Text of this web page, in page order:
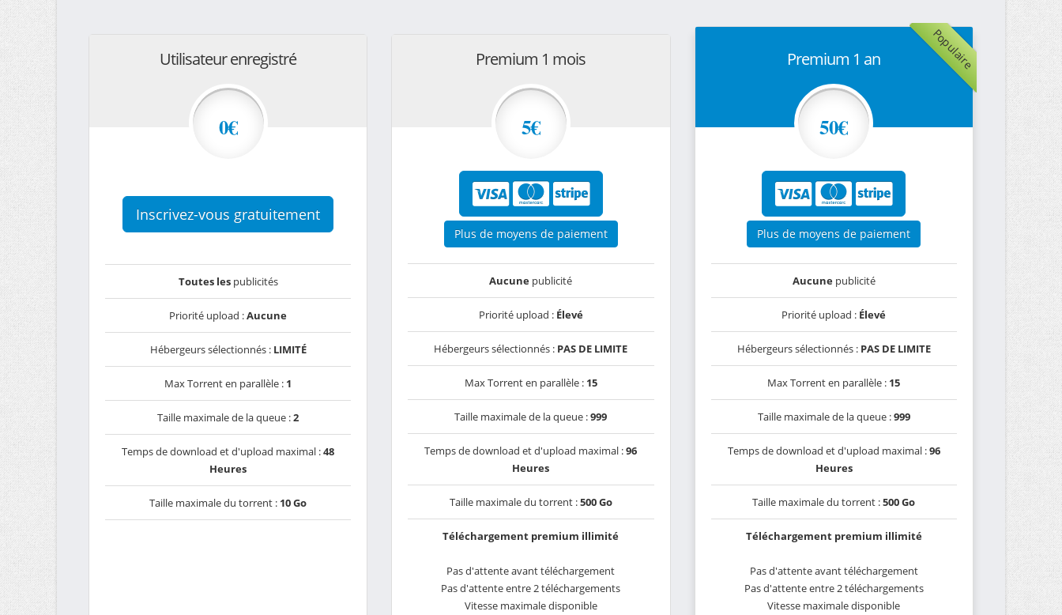
Utilisateur enregistré
0€
Inscrivez-vous gratuitement
Toutes lespublicités
Priorité upload :Aucune
Hébergeurs sélectionnés : LIMITÉ
Max Torrent en parallèle : 1
Taille maximale de la queue :2
Temps de download et d'upload maximal :48
Heures
Taille maximale du torrent : 10 Go
Premium 1 mois
5€
Plus de moyens de paiement
Aucune publicité
Priorité upload : Élevé
Hébergeurs sélectionnés : PAS DE LIMITE
Max Torrent en parallèle : 15
Taille maximale de la queue :999
Temps de download et d'upload maximal :96
Heures
Taille maximale du torrent :500 Go
Téléchargement premium illimité
Pas d'attente avant téléchargement
Pas d'attente entre 2 téléchargements
Vitesse maximale disponible
Populaire
Premium 1 an
50€
Plus de moyens de paiement
Aucunepublicité
Priorité upload : Élevé
Hébergeurs sélectionnés : PAS DE LIMITE
Max Torrent en parallèle : 15
Taille maximale de la queue :999
Temps de download et d'upload maximal :96
Heures
Taille maximale du torrent :500 Go
Téléchargement premium illimité
Pas d'attente avant téléchargement
Pas d'attente entre 2 téléchargements
Vitesse maximale disponible